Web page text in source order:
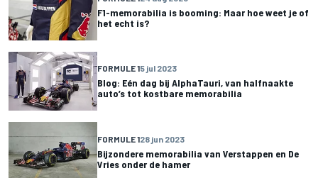
F1-memorabilia is booming: Maar hoe weet je of
het echt is?
FORMULE 15 jul 2023
Blog: Eén dag bij AlphaTauri, van halfnaakte
auto’s tot kostbare memorabilia
FORMULE 128 jun 2023
Bijzondere memorabilia van Verstappen en De
Vries onder de hamer